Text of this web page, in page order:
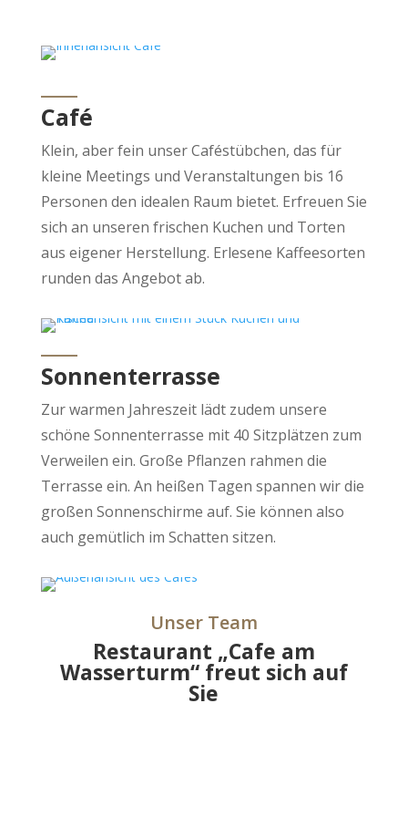
Café
Klein, aber fein unser Caféstübchen, das für
kleine Meetings und Veranstaltungen bis 16
Personen den idealen Raum bietet. Erfreuen Sie
sich an unseren frischen Kuchen und Torten
aus eigener Herstellung. Erlesene Kaffeesorten
runden das Angebot ab.
Sonnenterrasse
Zur warmen Jahreszeit lädt zudem unsere
schöne Sonnenterrasse mit 40 Sitzplätzen zum
Verweilen ein. Große Pflanzen rahmen die
Terrasse ein. An heißen Tagen spannen wir die
großen Sonnenschirme auf. Sie können also
auch gemütlich im Schatten sitzen.
Unser Team
Restaurant „Cafe am
Wasserturm“ freut sich auf
Sie